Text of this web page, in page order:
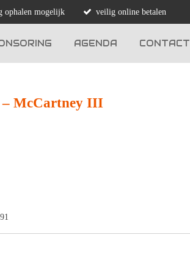
ophalen mogelijk veilig online betalen
AGENDA CONTACT
McCartney III